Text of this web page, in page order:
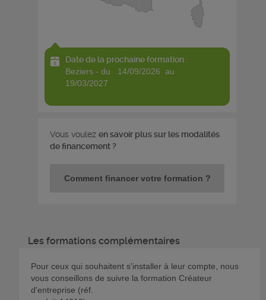
Date de la prochaine formation :
beziers - du 14/09/2026 au
19/03/2027
Vous voulez en savoir plus sur les modalités
de financement ?
Comment financer votre formation ?
Les formations complémentaires
Pour ceux qui souhaitent s'installer à leur compte, nous
vous conseillons de suivre la formation Créateur
d'entreprise (réf.